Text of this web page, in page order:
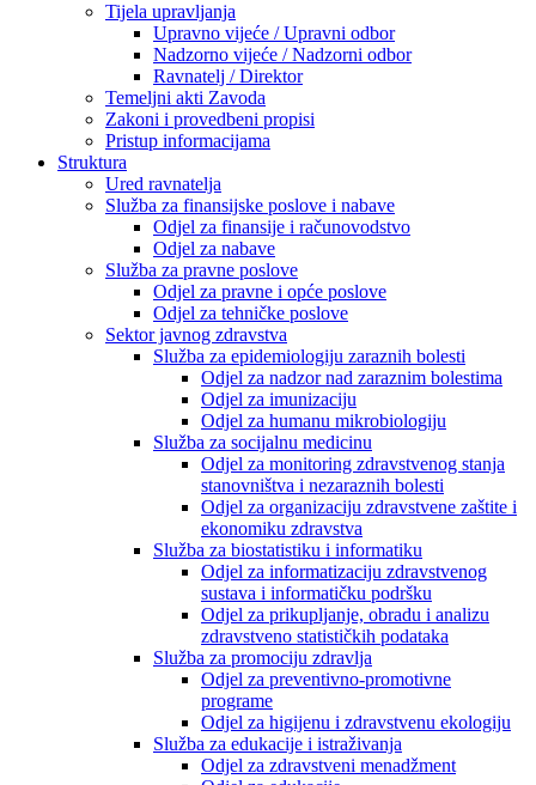
Tijela upravljanja
Upravno vijeće / Upravni odbor
Nadzorno vijeće / Nadzorni odbor
Ravnatelj / Direktor
Temeljni akti Zavoda
Zakoni i provedbeni propisi
Pristup informacijama
Struktura
Ured ravnatelja
Služba za finansijske poslove i nabave
Odjel za finansije i računovodstvo
Odjel za nabave
Služba za pravne poslove
Odjel za pravne i opće poslove
Odjel za tehničke poslove
Sektor javnog zdravstva
Služba za epidemiologiju zaraznih bolesti
Odjel za nadzor nad zaraznim bolestima
Odjel za imunizaciju
Odjel za humanu mikrobiologiju
Služba za socijalnu medicinu
Odjel za monitoring zdravstvenog stanja
stanovništva i nezaraznih bolesti
Odjel za organizaciju zdravstvene zaštite i
ekonomiku zdravstva
Služba za biostatistiku i informatiku
Odjel za informatizaciju zdravstvenog
sustava i informatičku podršku
Odjel za prikupljanje, obradu i analizu
zdravstveno statističkih podataka
Služba za promociju zdravlja
Odjel za preventivno-promotivne
programe
Odjel za higijenu i zdravstvenu ekologiju
Služba za edukacije i istraživanja
Odjel za zdravstveni menadžment